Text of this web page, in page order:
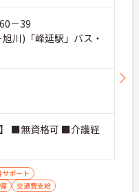
－39
川)「峰延駅」バス・
】 ■無資格可 ■介護経
ポート
交通費支給